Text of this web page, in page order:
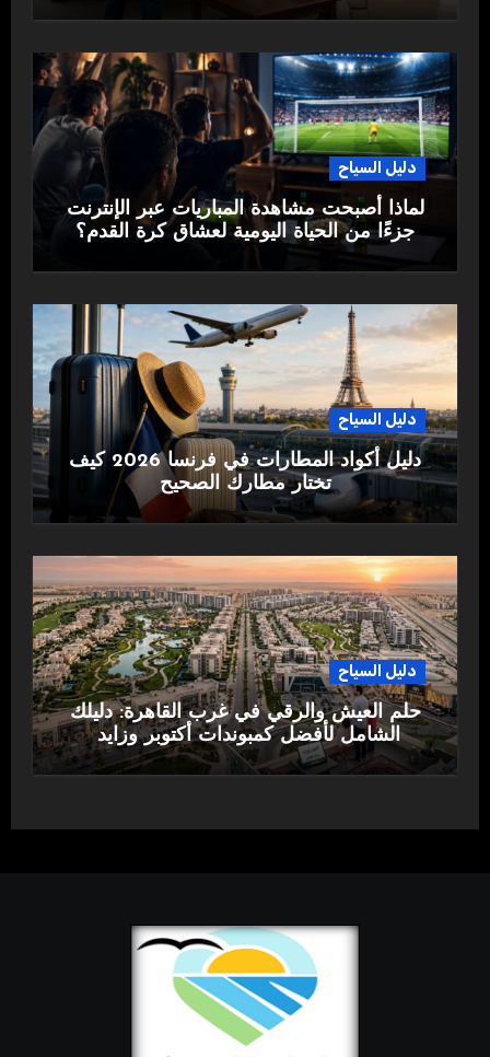
دليل السياح
لماذا أصبحت مشاهدة المباريات عبر الإنترنت
جزءًا من الحياة اليومية لعشاق كرة القدم؟
دليل السياح
دليل أكواد المطارات في فرنسا 2026 كيف
تختار مطارك الصحيح
دليل السياح
حلم العيش والرقي في غرب القاهرة: دليلك
الشامل لأفضل كمبوندات أكتوبر وزايد